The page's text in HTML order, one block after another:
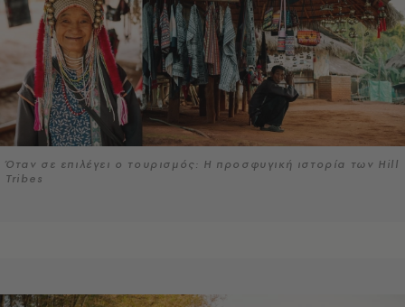
Όταν σε επιλέγει ο τουρισμός: Η προσφυγική ιστορία των Hill
Tribes